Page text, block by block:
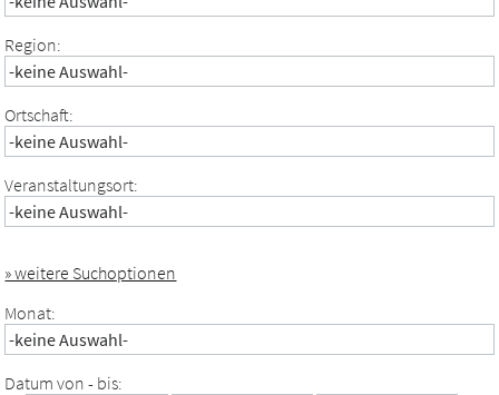
Region:
Ortschaft:
Veranstaltungsort:
» weitere Suchoptionen
Monat:
Datum von - bis: